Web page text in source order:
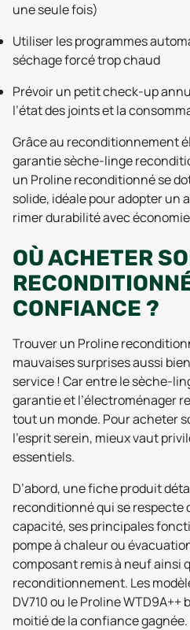
une seule fois)
Utiliser les programmes
séchage forcé trop chaud
Prévoir un petit check-up
l’état des joints et la
Grâce au reconditionnement
garantie sèche-linge
un Proline reconditionné se
solide, idéale pour adopter un
rimer durabilité avec
OÙ ACHETER
CONFIANCE ?
Trouver un Proline
mauvaises surprises aussi
service ! Car entre le sèche-
garantie et l’électroménager
tout un monde. Pour acheter
l’esprit serein, mieux vaut
essentiels.
D’abord, une fiche produit
reconditionné qui se respecte
capacité, ses principales
pompe à chaleur ou
composant remis à neuf ainsi
reconditionnement. Les
DV710 ou le Proline WTD9A++
moitié de la confiance gagnée.